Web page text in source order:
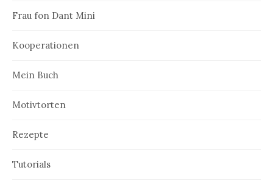
Frau fon Dant Mini
Kooperationen
Mein Buch
Motivtorten
Rezepte
Tutorials